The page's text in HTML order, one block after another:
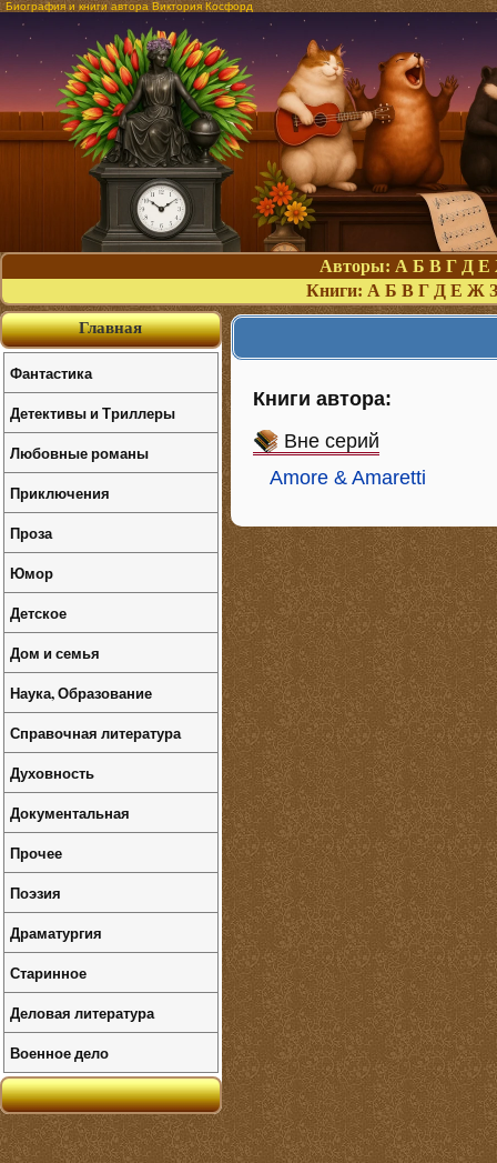
Биография и книги автора Виктория Косфорд
Авторы: А Б В Г Д Е
Книги: А Б В Г Д Е Ж З
Книги автора:
Вне серий
Amore & Amaretti
Главная
Фантастика
Детективы и Триллеры
Любовные романы
Приключения
Проза
Юмор
Детское
Дом и семья
Наука, Образование
Справочная литература
Духовность
Документальная
Прочее
Поэзия
Драматургия
Старинное
Деловая литература
Военное дело